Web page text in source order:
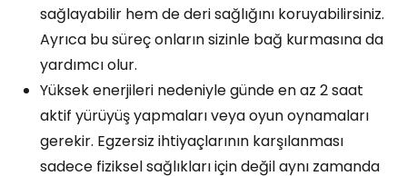
sağlayabilir hem de deri sağlığını koruyabilirsiniz.
Ayrıca bu süreç onların sizinle bağ kurmasına da
yardımcı olur.
Yüksek enerjileri nedeniyle günde en az 2 saat
aktif yürüyüş yapmaları veya oyun oynamaları
gerekir. Egzersiz ihtiyaçlarının karşılanması
sadece fiziksel sağlıkları için değil aynı zamanda